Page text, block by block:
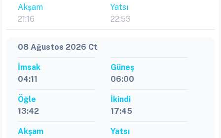
Akşam
21:16
Yatsı
22:53
08 Ağustos 2026 Ct
İmsak
04:11
Güneş
06:00
Öğle
13:42
İkindi
17:45
Akşam
Yatsı